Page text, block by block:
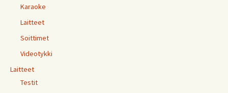
Karaoke
Laitteet
Soittimet
Videotykki
Laitteet
Testit